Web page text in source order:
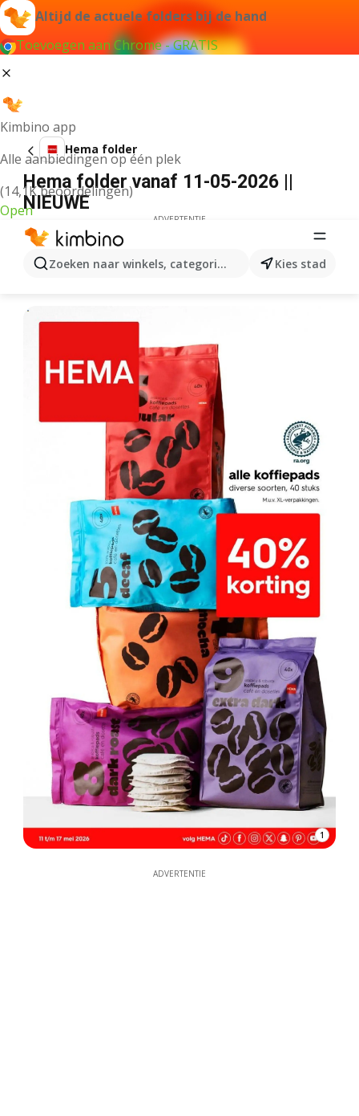
Altijd de actuele folders bij de hand
Toevoegen aan Chrome - GRATIS
Kimbino app
Alle aanbiedingen op één plek
(14,1K beoordelingen)
Open
Zoeken naar winkels, categorieën, producten...
Kies stad
Hema folder
Hema folder vanaf 11-05-2026 ||
NIEUWE
ADVERTENTIE
1
ADVERTENTIE